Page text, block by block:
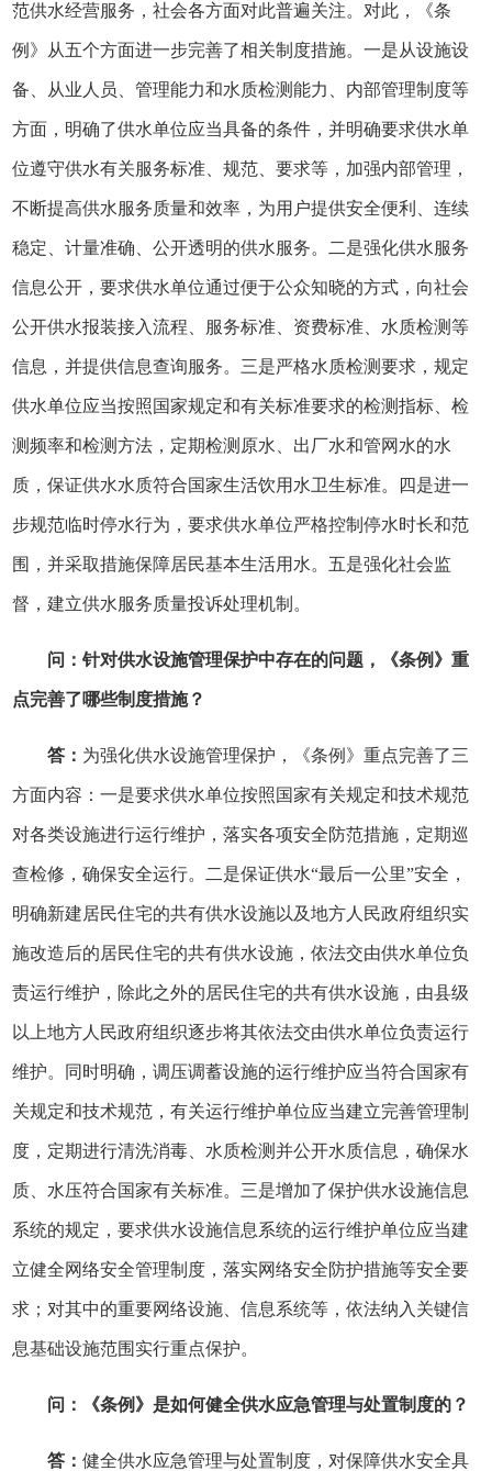
范供水经营服务，社会各方面对此普遍关注。对此，《条
例》从五个方面进一步完善了相关制度措施。一是从设施设
备、从业人员、管理能力和水质检测能力、内部管理制度等
方面，明确了供水单位应当具备的条件，并明确要求供水单
位遵守供水有关服务标准、规范、要求等，加强内部管理，
不断提高供水服务质量和效率，为用户提供安全便利、连续
稳定、计量准确、公开透明的供水服务。二是强化供水服务
信息公开，要求供水单位通过便于公众知晓的方式，向社会
公开供水报装接入流程、服务标准、资费标准、水质检测等
信息，并提供信息查询服务。三是严格水质检测要求，规定
供水单位应当按照国家规定和有关标准要求的检测指标、检
测频率和检测方法，定期检测原水、出厂水和管网水的水
质，保证供水水质符合国家生活饮用水卫生标准。四是进一
步规范临时停水行为，要求供水单位严格控制停水时长和范
围，并采取措施保障居民基本生活用水。五是强化社会监
督，建立供水服务质量投诉处理机制。
问：针对供水设施管理保护中存在的问题，《条例》重
点完善了哪些制度措施？
答： 为强化供水设施管理保护，《条例》重点完善了三
方面内容：一是要求供水单位按照国家有关规定和技术规范
对各类设施进行运行维护，落实各项安全防范措施，定期巡
查检修，确保安全运行。二是保证供水“最后一公里”安全，
明确新建居民住宅的共有供水设施以及地方人民政府组织实
施改造后的居民住宅的共有供水设施，依法交由供水单位负
责运行维护，除此之外的居民住宅的共有供水设施，由县级
以上地方人民政府组织逐步将其依法交由供水单位负责运行
维护。同时明确，调压调蓄设施的运行维护应当符合国家有
关规定和技术规范，有关运行维护单位应当建立完善管理制
度，定期进行清洗消毒、水质检测并公开水质信息，确保水
质、水压符合国家有关标准。三是增加了保护供水设施信息
系统的规定，要求供水设施信息系统的运行维护单位应当建
立健全网络安全管理制度，落实网络安全防护措施等安全要
求；对其中的重要网络设施、信息系统等，依法纳入关键信
息基础设施范围实行重点保护。
问：《条例》是如何健全供水应急管理与处置制度的？
答：健全供水应急管理与处置制度，对保障供水安全具